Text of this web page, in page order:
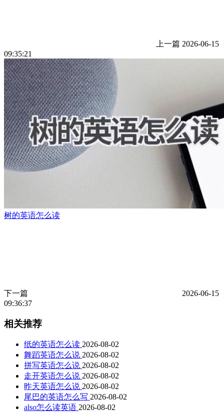
上一篇 2026-06-15
09:35:21
树的英语怎么读
下一篇
2026-06-15
09:36:37
相关推荐
纸的英语怎么读 2026-08-02
舞蹈英语怎么说 2026-08-02
拼写英语怎么说 2026-08-02
走开英语怎么说 2026-08-02
昨天英语怎么说 2026-08-02
尾巴的英语怎么写 2026-08-02
also怎么读英语 2026-08-02